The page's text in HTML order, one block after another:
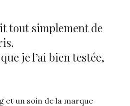
tout simplement de
je l’ai bien testée,
et un soin de la marque